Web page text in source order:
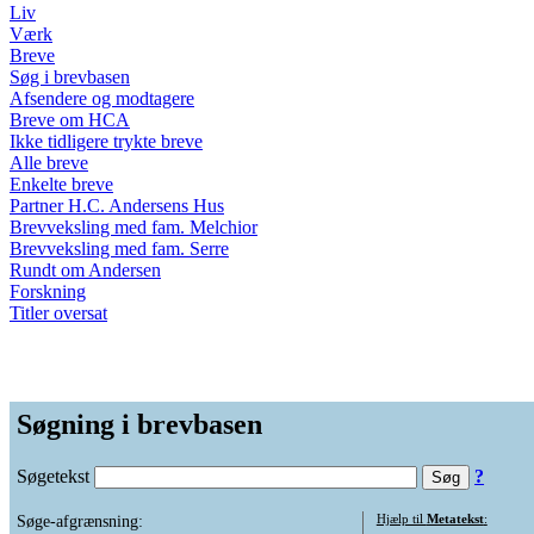
Liv
Værk
Breve
Søg i brevbasen
Afsendere og modtagere
Breve om HCA
Ikke tidligere trykte breve
Alle breve
Enkelte breve
Partner H.C. Andersens Hus
Brevveksling med fam. Melchior
Brevveksling med fam. Serre
Rundt om Andersen
Forskning
Titler oversat
Søgning i brevbasen
Søgetekst ?
Søge-afgrænsning:
Hjælp til Metatekst: